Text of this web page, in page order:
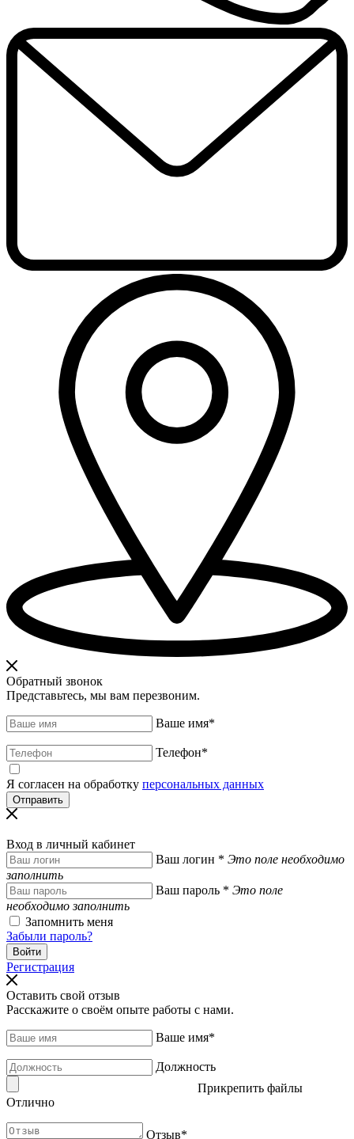
Обратный звонок
Представьтесь, мы вам перезвоним.
Ваше имя*
Телефон*
Я согласен на обработку персональных данных
Вход в личный кабинет
Ваш логин * Это поле необходимо
заполнить
Ваш пароль * Это поле
необходимо заполнить
Запомнить меня
Забыли пароль?
Регистрация
Оставить свой отзыв
Расскажите о своём опыте работы с нами.
Ваше имя*
Должность
Прикрепить файлы
Отлично
Отзыв*